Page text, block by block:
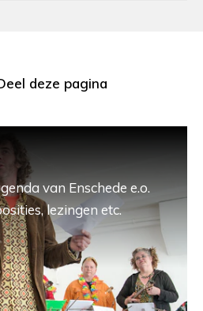
deze pagina
van Enschede e.o.
lezingen etc.